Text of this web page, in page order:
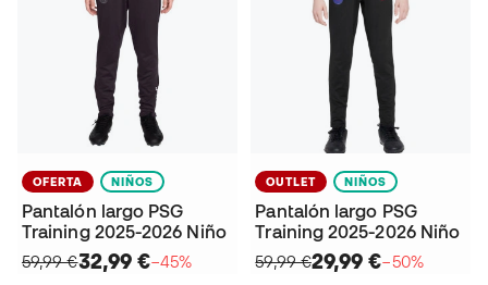
OFERTA NIÑOS
Pantalón largo PSG
Training 2025-2026 Niño
59,99 €32,99 €−45%
OUTLET NIÑOS
Pantalón largo PSG
Training 2025-2026 Niño
59,99 €29,99 €−50%